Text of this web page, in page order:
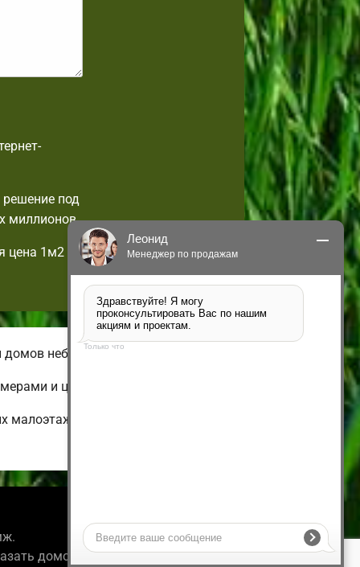
под
миллионов.
цена 1м2
небольшой площади.
и ценами.
малоэтажных и дешевых до
домокомплект.
Леонид
Менеджер по продажам
Здравствуйте! Я могу
проконсультировать Вас по нашим
акциям и проектам.
Только что